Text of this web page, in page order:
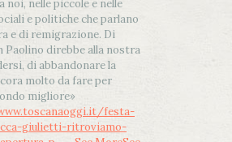
noi, nelle piccole e nelle
e politiche che parlano
e di remigrazione. Di
Paolino direbbe alla nostra
di abbandonare la
molto da fare per
migliore»
festa-
giulietti-ritroviamo-